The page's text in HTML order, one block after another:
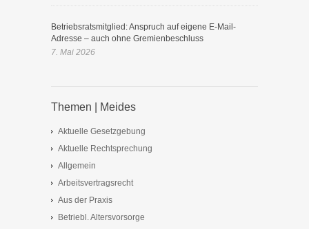
Betriebsratsmitglied: Anspruch auf eigene E-Mail-
Adresse – auch ohne Gremienbeschluss
7. Mai 2026
Themen | Meides
Aktuelle Gesetzgebung
Aktuelle Rechtsprechung
Allgemein
Arbeitsvertragsrecht
Aus der Praxis
Betriebl. Altersvorsorge